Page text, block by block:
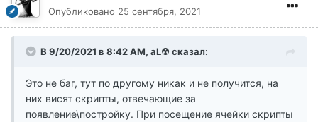
Опубликовано 25 сентября, 2021
В 9/20/2021 в 8:42 AM, aL☢ сказал:
Это не баг, тут по другому никак и не получится, на
них висят скрипты, отвечающие за
появление\постройку. При посещение ячейки скрипты